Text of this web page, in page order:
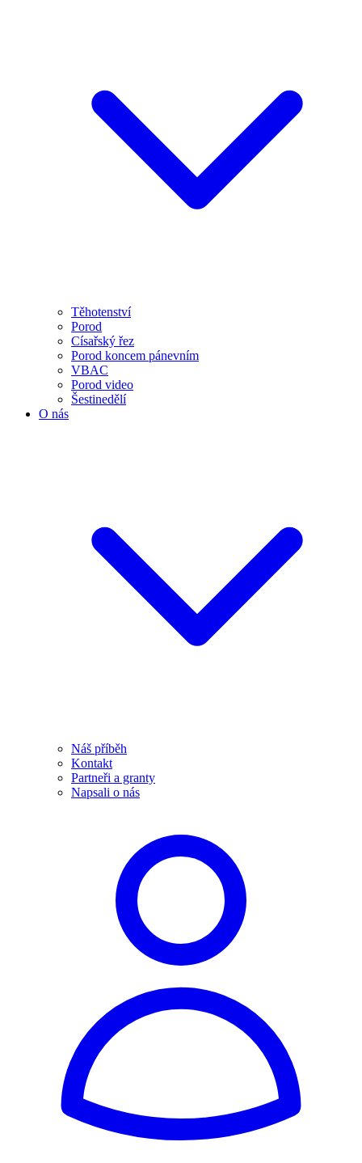
Těhotenství
Porod
Císařský řez
Porod koncem pánevním
VBAC
Porod video
Šestinedělí
O nás
Náš příběh
Kontakt
Partneři a granty
Napsali o nás